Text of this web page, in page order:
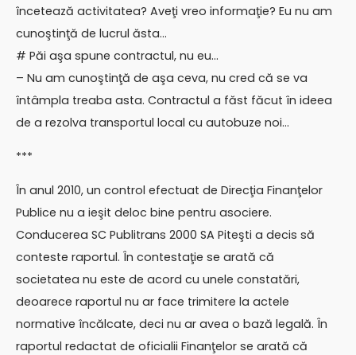
încetează activitatea? Aveţi vreo informaţie? Eu nu am
cunoştinţă de lucrul ăsta…
# Păi aşa spune contractul, nu eu…
– Nu am cunoştinţă de aşa ceva, nu cred că se va
întâmpla treaba asta. Contractul a făst făcut în ideea
de a rezolva transportul local cu autobuze noi…
***
În anul 2010, un control efectuat de Direcţia Finanţelor
Publice nu a ieşit deloc bine pentru asociere.
Conducerea SC Publitrans 2000 SA Piteşti a decis să
conteste raportul. În contestaţie se arată că
societatea nu este de acord cu unele constatări,
deoarece raportul nu ar face trimitere la actele
normative încălcate, deci nu ar avea o bază legală. În
raportul redactat de oficialii Finanţelor se arată că